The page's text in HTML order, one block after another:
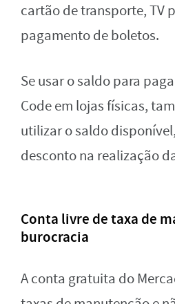
cartão de transporte, TV
pagamento de boletos.
Se usar o saldo para
Code em lojas físicas,
utilizar o saldo
desconto na realização
Conta livre de taxa de
burocracia
A conta gratuita do